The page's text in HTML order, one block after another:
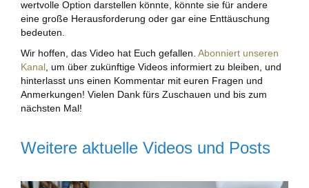
wertvolle Option darstellen könnte, könnte sie für andere
eine große Herausforderung oder gar eine Enttäuschung
bedeuten.
Wir hoffen, das Video hat Euch gefallen. Abonniert unseren
Kanal , um über zukünftige Videos informiert zu bleiben, und
hinterlasst uns einen Kommentar mit euren Fragen und
Anmerkungen! Vielen Dank fürs Zuschauen und bis zum
nächsten Mal!
Weitere aktuelle Videos und Posts